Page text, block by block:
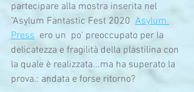
partecipare alla mostra inserita nel
"Asylum Fantastic Fest 2020 Asylum
Press
  ero un  po' preoccupato per la
delicatezza e fragilità della plastilina con
la quale è realizzata...ma ha superato la
prova.: andata e forse ritorno?